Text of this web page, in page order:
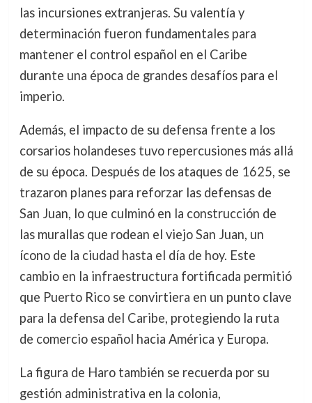
las incursiones extranjeras. Su valentía y
determinación fueron fundamentales para
mantener el control español en el Caribe
durante una época de grandes desafíos para el
imperio.
Además, el impacto de su defensa frente a los
corsarios holandeses tuvo repercusiones más allá
de su época. Después de los ataques de 1625, se
trazaron planes para reforzar las defensas de
San Juan, lo que culminó en la construcción de
las murallas que rodean el viejo San Juan, un
ícono de la ciudad hasta el día de hoy. Este
cambio en la infraestructura fortificada permitió
que Puerto Rico se convirtiera en un punto clave
para la defensa del Caribe, protegiendo la ruta
de comercio español hacia América y Europa.
La figura de Haro también se recuerda por su
gestión administrativa en la colonia,